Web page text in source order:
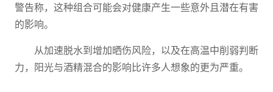
警告称，这种组合可能会对健康产生一些意外且潜在有害
的影响。
从加速脱水到增加晒伤风险，以及在高温中削弱判断
力，阳光与酒精混合的影响比许多人想象的更为严重。